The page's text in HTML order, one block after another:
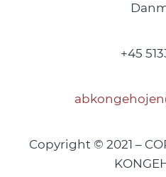
+45
Copyright © 2021 –